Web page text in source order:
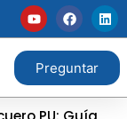
Preguntar